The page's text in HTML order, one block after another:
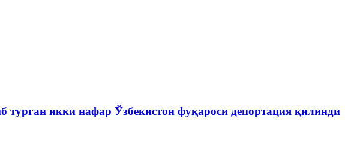
турган икки нафар Ўзбекистон фуқароси депортация қилинди